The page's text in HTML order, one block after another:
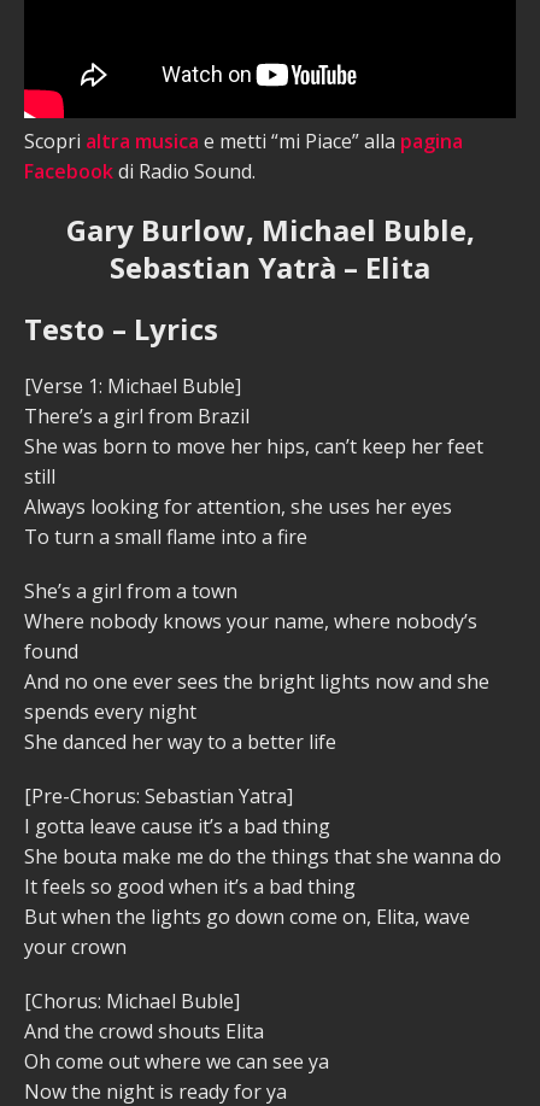
Scopri altra musica e metti “mi Piace” alla pagina
Facebookdi Radio Sound.
Gary Burlow, Michael Buble,
Sebastian Yatrà – Elita
Testo – Lyrics
[Verse 1: Michael Buble]
There’s a girl from Brazil
She was born to move her hips, can’t keep her feet
still
Always looking for attention, she uses her eyes
To turn a small flame into a fire
She’s a girl from a town
Where nobody knows your name, where nobody’s
found
And no one ever sees the bright lights now and she
spends every night
She danced her way to a better life
[Pre-Chorus: Sebastian Yatra]
I gotta leave cause it’s a bad thing
She bouta make me do the things that she wanna do
It feels so good when it’s a bad thing
But when the lights go down come on, Elita, wave
your crown
[Chorus: Michael Buble]
And the crowd shouts Elita
Oh come out where we can see ya
Now the night is ready for ya